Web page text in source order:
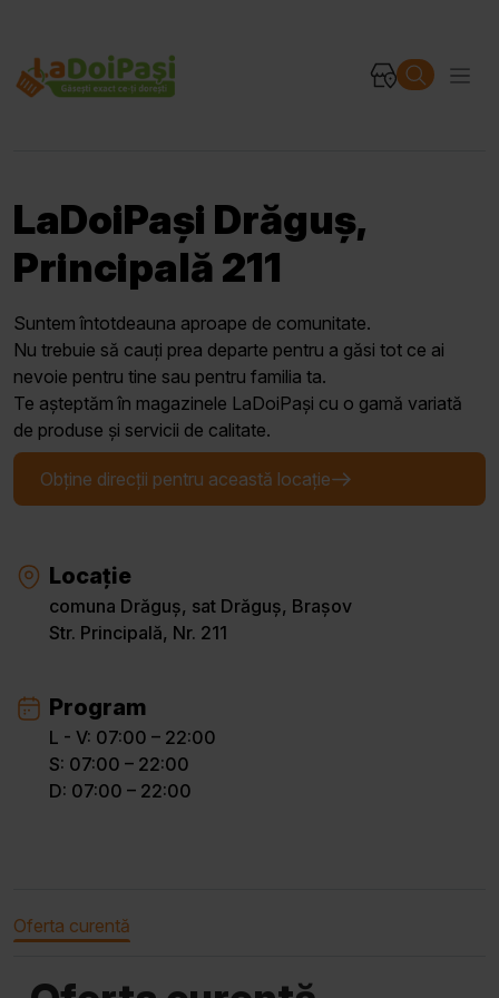
LaDoiPași Drăguș,
Principală 211
Suntem întotdeauna aproape de comunitate.
Nu trebuie să cauți prea departe pentru a găsi tot ce ai
nevoie pentru tine sau pentru familia ta.
Te așteptăm în magazinele LaDoiPași cu o gamă variată
de produse și servicii de calitate.
Obține direcții pentru această locație
Locație
comuna Drăguș, sat Drăguș, Brașov
Str. Principală, Nr. 211
Program
L - V: 07:00 – 22:00
S: 07:00 – 22:00
D: 07:00 – 22:00
Oferta curentă